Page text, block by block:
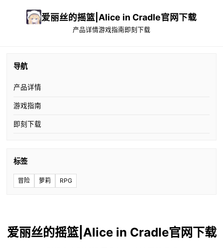
爱丽丝的摇篮|Alice in Cradle官网下载
产品详情游戏指南 即刻下载
导航
产品详情
游戏指南
即刻下载
标签
冒险 萝莉 RPG
爱丽丝的摇篮|Alice in Cradle官网下载